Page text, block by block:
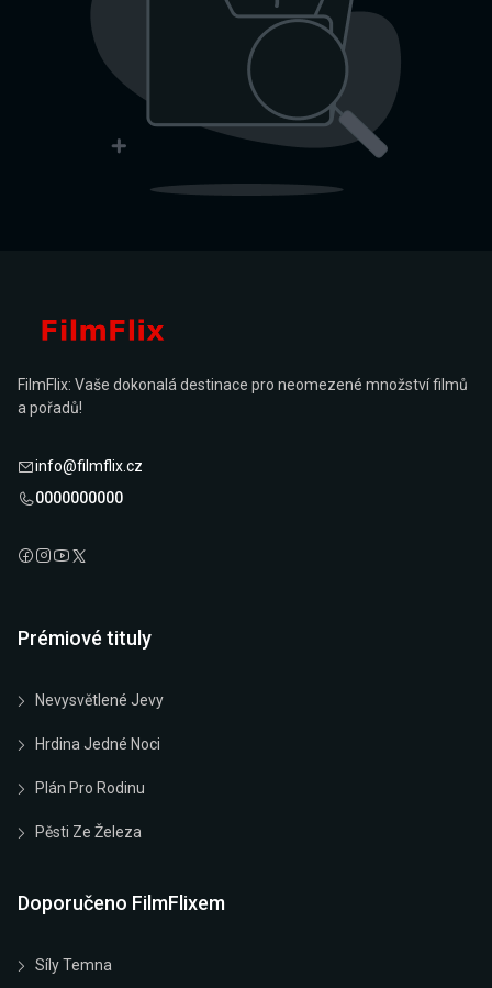
FilmFlix: Vaše dokonalá destinace pro neomezené množství filmů
a pořadů!
info@filmflix.cz
0000000000
Prémiové tituly
Nevysvětlené Jevy
Hrdina Jedné Noci
Plán Pro Rodinu
Pěsti Ze Železa
Doporučeno FilmFlixem
Síly Temna